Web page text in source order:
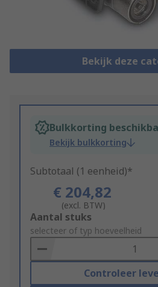
Bekijk deze
Bulkkorting
Bekijk bulkkorting
Subtotaal (1 eenheid)*
€ 204,82
(excl. BTW)
Add
to
Basket
Aantal stuks
selecteer of typ hoeveelheid
Controleer